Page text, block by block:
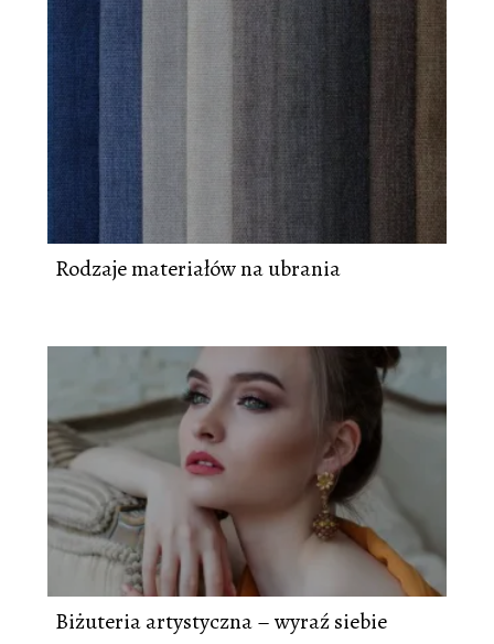
Rodzaje materiałów na ubrania
Biżuteria artystyczna – wyraź siebie